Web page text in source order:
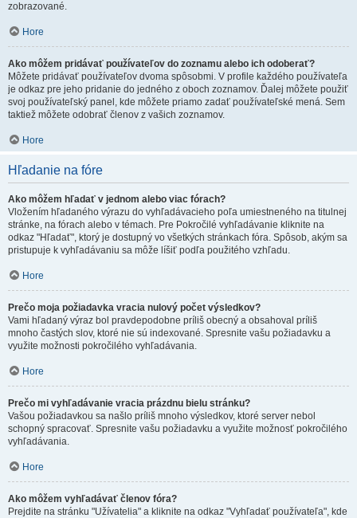
zobrazované.
Hore
Ako môžem pridávať používateľov do zoznamu alebo ich odoberať?
Môžete pridávať používateľov dvoma spôsobmi. V profile každého používateľa
je odkaz pre jeho pridanie do jedného z oboch zoznamov. Ďalej môžete použiť
svoj používateľský panel, kde môžete priamo zadať používateľské mená. Sem
taktiež môžete odobrať členov z vašich zoznamov.
Hore
Hľadanie na fóre
Ako môžem hľadať v jednom alebo viac fórach?
Vložením hľadaného výrazu do vyhľadávacieho poľa umiestneného na titulnej
stránke, na fórach alebo v témach. Pre Pokročilé vyhľadávanie kliknite na
odkaz "Hľadať", ktorý je dostupný vo všetkých stránkach fóra. Spôsob, akým sa
pristupuje k vyhľadávaniu sa môže líšiť podľa použitého vzhľadu.
Hore
Prečo moja požiadavka vracia nulový počet výsledkov?
Vami hľadaný výraz bol pravdepodobne príliš obecný a obsahoval príliš
mnoho častých slov, ktoré nie sú indexované. Spresnite vašu požiadavku a
využite možnosti pokročilého vyhľadávania.
Hore
Prečo mi vyhľadávanie vracia prázdnu bielu stránku?
Vašou požiadavkou sa našlo príliš mnoho výsledkov, ktoré server nebol
schopný spracovať. Spresnite vašu požiadavku a využite možnosť pokročilého
vyhľadávania.
Hore
Ako môžem vyhľadávať členov fóra?
Prejdite na stránku "Užívatelia" a kliknite na odkaz "Vyhľadať používateľa", kde